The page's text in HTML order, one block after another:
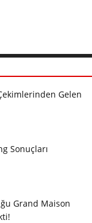
Gelen
Sonuçları
Grand Maison